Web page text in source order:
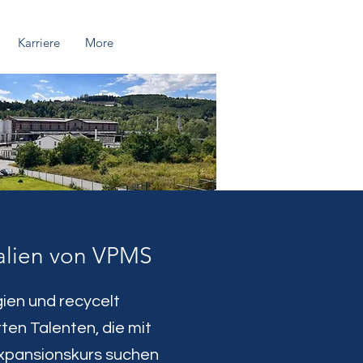
Karriere More
von VPMS
und recycelt
Talenten, die mit
suchen